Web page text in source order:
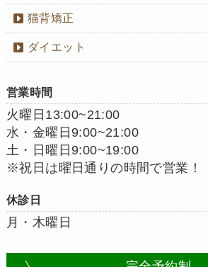
猫背矯正
ダイエット
営業時間
火曜日13:00~21:00
水・金曜日9:00~21:00
土・日曜日9:00~19:00
※祝日は曜日通りの時間で営業！
休診日
月・木曜日